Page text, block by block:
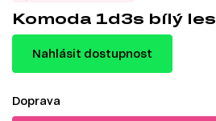
Komoda 1d3s bílý
Nahlásit dostupnost
Doprava